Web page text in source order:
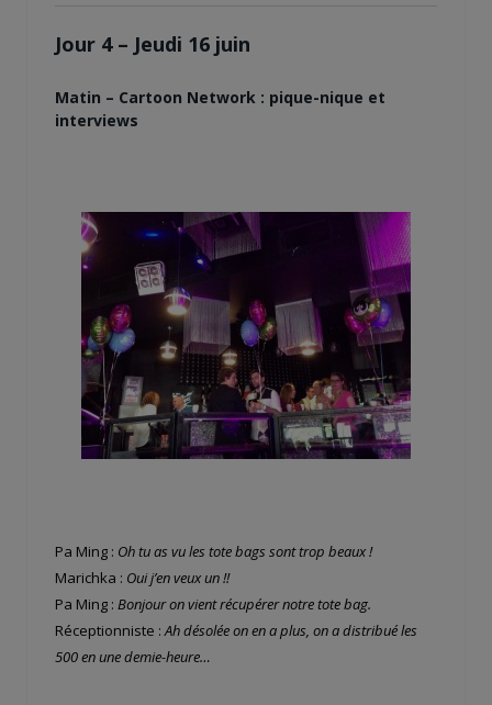
Jour 4 – Jeudi 16 juin
Matin – Cartoon Network : pique-nique et
interviews
Pa Ming : Oh tu as vu les tote bags sont trop beaux !
Marichka : Oui j’en veux un !!
Pa Ming : Bonjour on vient récupérer notre tote bag.
Réceptionniste :Ah désolée on en a plus, on a distribué les
500 en une demie-heure…